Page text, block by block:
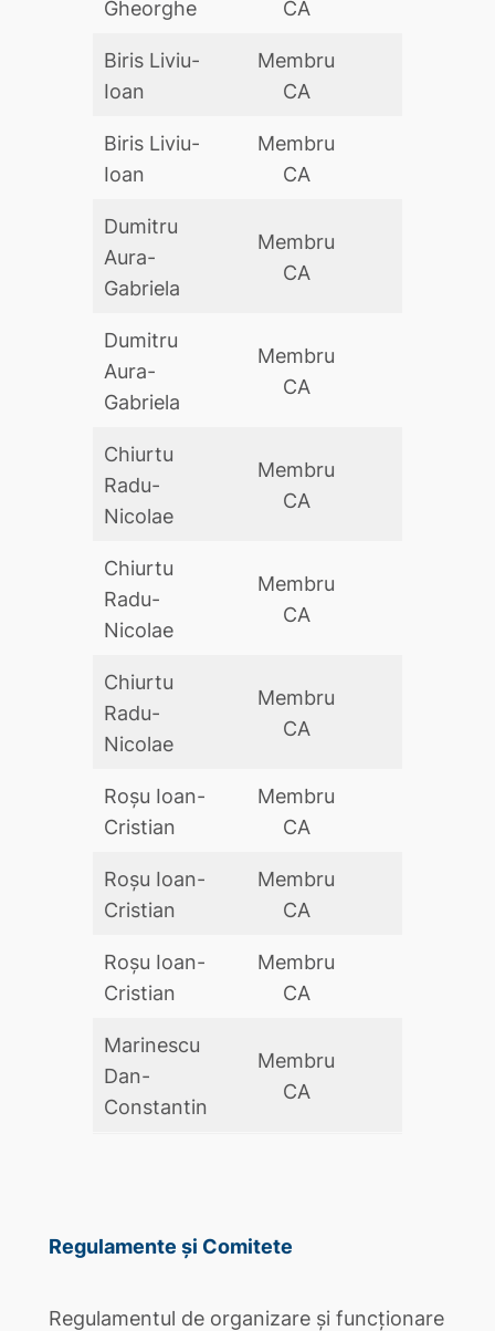
Gheorghe CA
Biris Liviu-
Ioan
Membru
CA
Biris Liviu-
Ioan
Membru
CA
Dumitru
Aura-
Gabriela
Membru
CA
Dumitru
Aura-
Gabriela
Membru
CA
Chiurtu
Radu-
Nicolae
Membru
CA
Chiurtu
Radu-
Nicolae
Membru
CA
Chiurtu
Radu-
Nicolae
Membru
CA
Roșu Ioan-
Cristian
Membru
CA
Roșu Ioan-
Cristian
Membru
CA
Roșu Ioan-
Cristian
Membru
CA
Marinescu
Dan-
Constantin
Membru
CA
Regulamente și Comitete
Regulamentul de organizare și funcționare